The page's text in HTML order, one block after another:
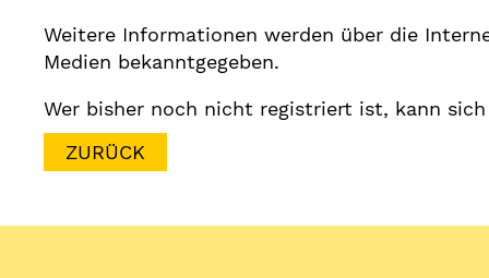
Weitere Informationen werden über die
Medien bekanntgegeben.
Wer bisher noch nicht registriert ist, kann
ZURÜCK